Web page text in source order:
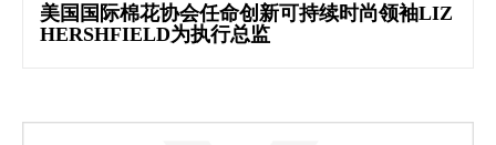
美国国际棉花协会任命创新可持续时尚领袖LIZ
HERSHFIELD为执行总监